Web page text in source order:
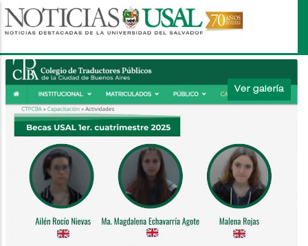
Pasar
al
principal